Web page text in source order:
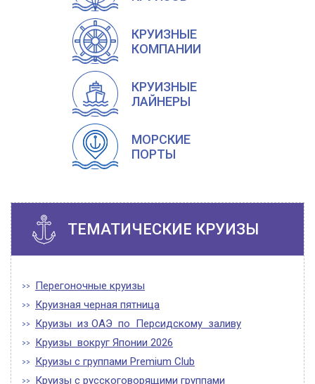
КРУИЗНЫЕ
КОМПАНИИ
КРУИЗНЫЕ
ЛАЙНЕРЫ
МОРСКИЕ
ПОРТЫ
ТЕМАТИЧЕСКИЕ КРУИЗЫ
Перегоночные круизы
Круизная черная пятница
Круизы из ОАЭ по Персидскому заливу
Круизы вокруг Японии 2026
Круизы с группами Premium Club
Круизы с русскоговорящими группами